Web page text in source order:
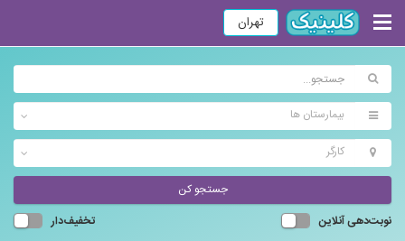
تهران
بیمارستان ها
کارگر
جستجو کن
نوبت‌دهی آنلاین
تخفیف‌دار